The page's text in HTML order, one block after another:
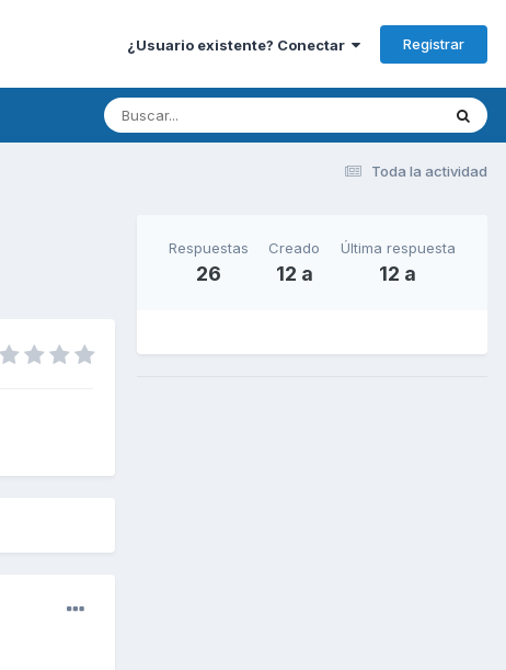
¿Usuario existente? Conectar Registrar
Toda la actividad
Respuestas
26
Creado
12 a
Última respuesta
12 a